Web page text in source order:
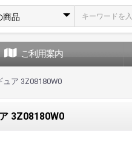
ご利用案内
ュア 3Z08180W0
3Z08180W0